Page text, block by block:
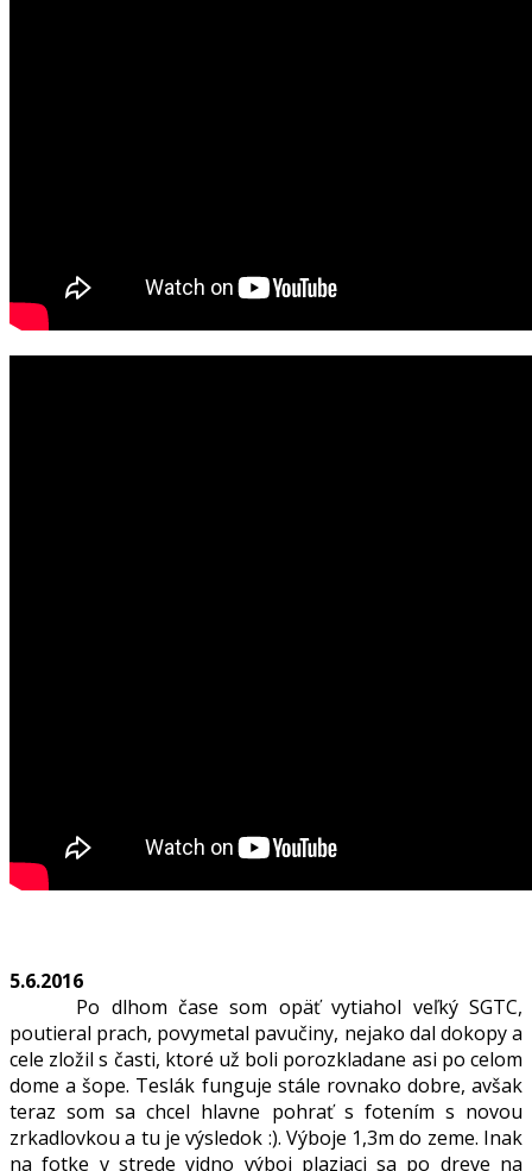
5.6.2016
Po dlhom čase som opäť vytiahol veľký SGTC,
poutieral prach, povymetal pavučiny, nejako dal dokopy a
cele zložil s časti, ktoré už boli porozkladane asi po celom
dome a šope. Teslák funguje stále rovnako dobre, avšak
teraz som sa chcel hlavne pohrať s fotením s novou
zrkadlovkou a tu je výsledok :). Výboje 1,3m do zeme. Inak
na fotke v strede vidno výboj plaziaci sa po dreve na